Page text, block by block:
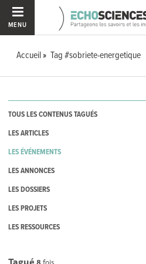
MENU
Accueil Tag #sobriete-energetique
TOUS LES CONTENUS TAGUÉS
LES ARTICLES
LES ÉVÉNEMENTS
LES ANNONCES
LES DOSSIERS
LES PROJETS
LES RESSOURCES